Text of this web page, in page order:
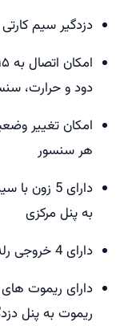
دزدگیر سیم
دود و حرارت،
امکان تغییر
هر سنسور
به پنل مرکزی
دارای 4 خروجی رله جهت کنترل وسایل برقی از راه دور
ریموت به پنل